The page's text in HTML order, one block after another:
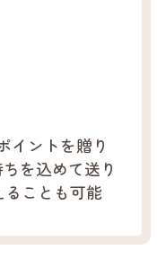
イントを贈り
を込めて送り
ることも可能